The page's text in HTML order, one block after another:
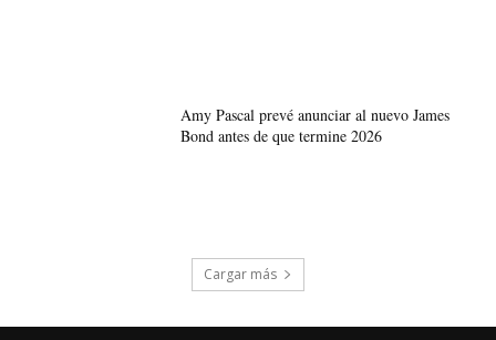
Amy Pascal prevé anunciar al nuevo James
Bond antes de que termine 2026
Cargar más